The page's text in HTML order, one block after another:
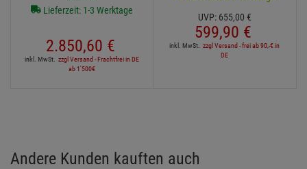
Lieferzeit: 1-3 Werktage
2.850,60 €
inkl. MwSt. zzgl Versand - Frachtfrei in DE
ab 1'500€
UVP: 655,00 €
599,90 €
inkl. MwSt. zzgl Versand - frei ab 90,-€ in
DE
Andere Kunden kauften auch